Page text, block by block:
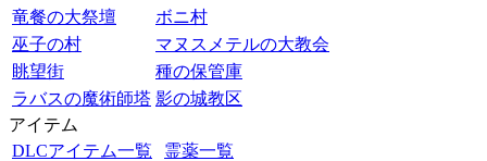
竜餐の大祭壇
ボニ村
巫子の村
マヌスメテルの大教会
眺望街
種の保管庫
ラバスの魔術師塔 影の城教区
アイテム
DLCアイテム一覧
霊薬一覧